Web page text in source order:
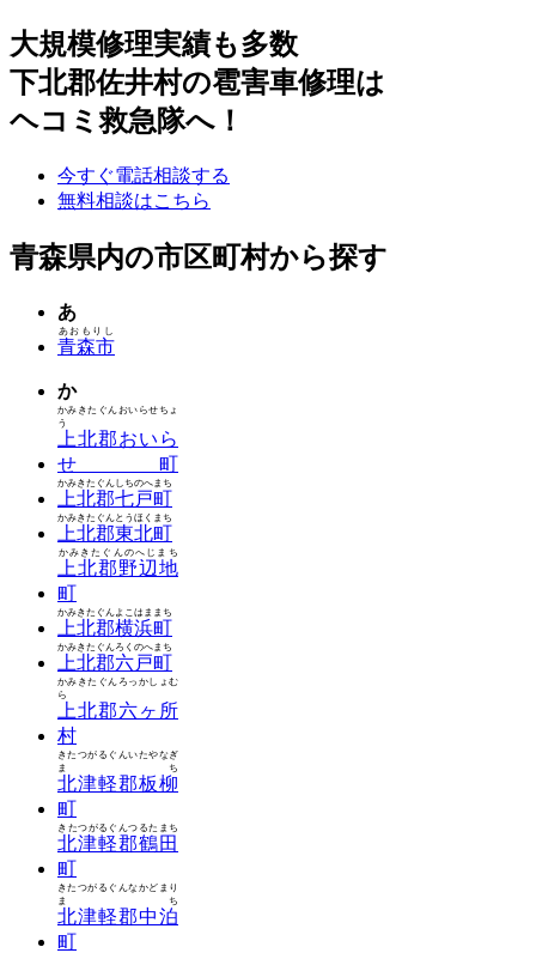
大規模修理実績も多数
下北郡佐井村の雹害車修理は
ヘコミ救急隊へ！
今すぐ電話相談する
無料相談はこちら
青森県内の市区町村から探す
あ
青森市
あおもりし
か
上北郡おいら
せ町
かみきたぐんおいらせちょ
う
上北郡七戸町
かみきたぐんしちのへまち
上北郡東北町
かみきたぐんとうほくまち
上北郡野辺地
町
かみきたぐんのへじまち
上北郡横浜町
かみきたぐんよこはままち
上北郡六戸町
かみきたぐんろくのへまち
上北郡六ヶ所
村
かみきたぐんろっかしょむ
ら
北津軽郡板柳
町
きたつがるぐんいたやなぎ
まち
北津軽郡鶴田
町
きたつがるぐんつるたまち
北津軽郡中泊
町
きたつがるぐんなかどまり
まち